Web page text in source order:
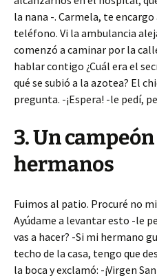
la nana -. Carmela, te
teléfono. Vi la ambulancia
comenzó a caminar por la
hablar contigo ¿Cuál era el
qué se subió a la azotea? El
pregunta. -¡Espera! -le pedí,
3. Un
hermanos
Fuimos al patio. Procuré no
Ayúdame a levantar esto -le
vas a hacer? -Si mi hermano
techo de la casa, tengo que
la boca y exclamó: -¡Virgen